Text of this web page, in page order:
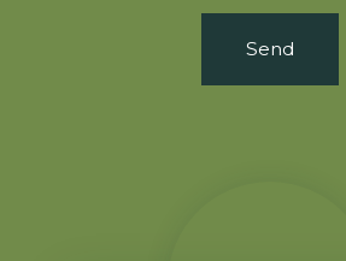
Send